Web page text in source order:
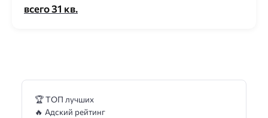
всего 31 кв.
🏆 ТОП лучших
🔥 Адский рейтинг